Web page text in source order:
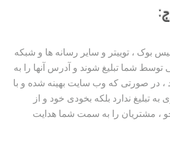
بوک ، توییتر و سایر رسانه ها و شبکه
شما تبلیغ شوند و آدرس آنها را به
در صورتی که وب سایت بهینه شده و با
به تبلیغ ندارد بلکه بخودی خود و از
، مشتریان را به سمت شما هدایت